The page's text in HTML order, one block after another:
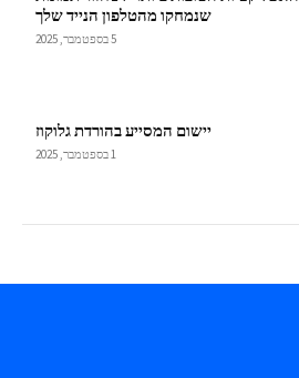
שנמחקו מהטלפון הנייד שלך
5 בספטמבר, 2025
יישום המסייע בהורדת גלוקוז
1 בספטמבר, 2025